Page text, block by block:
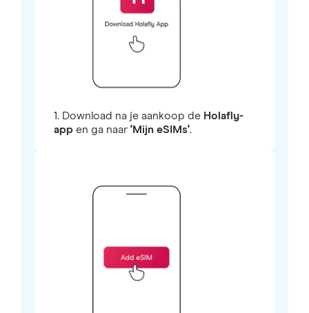
1. Download na je aankoop de Holafly-
appen ga naar 'Mijn eSIMs'.